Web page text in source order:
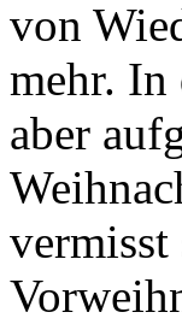
von
mehr. In
aber
vermisst